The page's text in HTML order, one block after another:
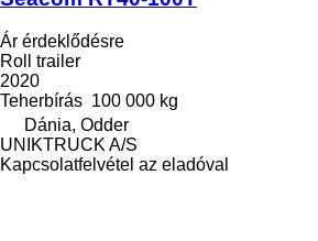
Ár érdeklődésre
Roll trailer
2020
Teherbírás 100 000 kg
Dánia, Odder
UNIKTRUCK A/S
Kapcsolatfelvétel az eladóval